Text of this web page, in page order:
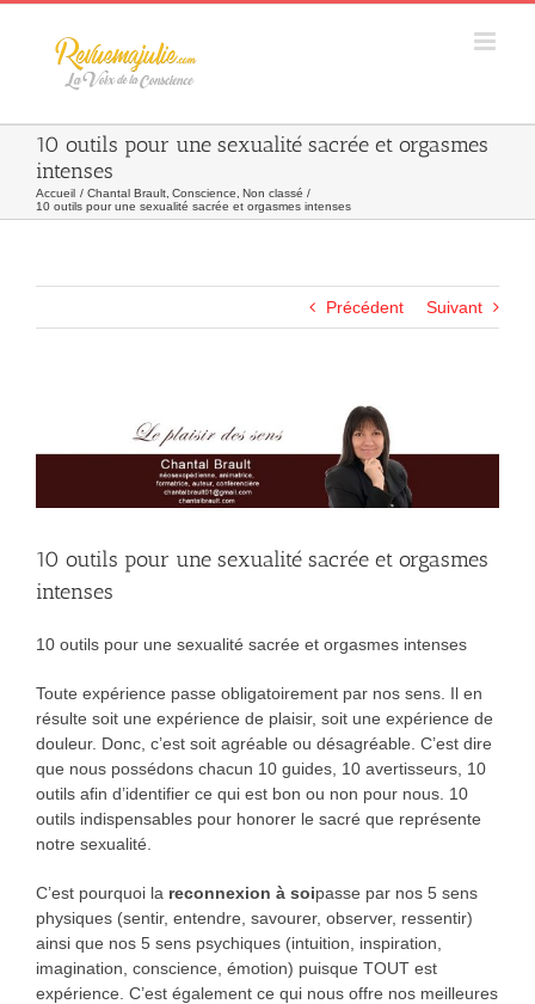
Skip
10 outils pour une sexualité sacrée et orgasmes
intenses
Accueil Chantal Brault Conscience Non classé
10 outils pour une sexualité sacrée et orgasmes intenses
Précédent Suivant
l&apos;image
10 outils pour une sexualité sacrée et orgasmes
intenses
10 outils pour une sexualité sacrée et orgasmes intenses
Toute expérience passe obligatoirement par nos sens. Il en
résulte soit une expérience de plaisir, soit une expérience de
douleur. Donc, c’est soit agréable ou désagréable. C’est dire
que nous possédons chacun 10 guides, 10 avertisseurs, 10
outils afin d’identifier ce qui est bon ou non pour nous. 10
outils indispensables pour honorer le sacré que représente
notre sexualité.
C’est pourquoi la reconnexion à soipasse par nos 5 sens
physiques (sentir, entendre, savourer, observer, ressentir)
ainsi que nos 5 sens psychiques (intuition, inspiration,
imagination, conscience, émotion) puisque TOUT est
expérience. C’est également ce qui nous offre nos meilleures